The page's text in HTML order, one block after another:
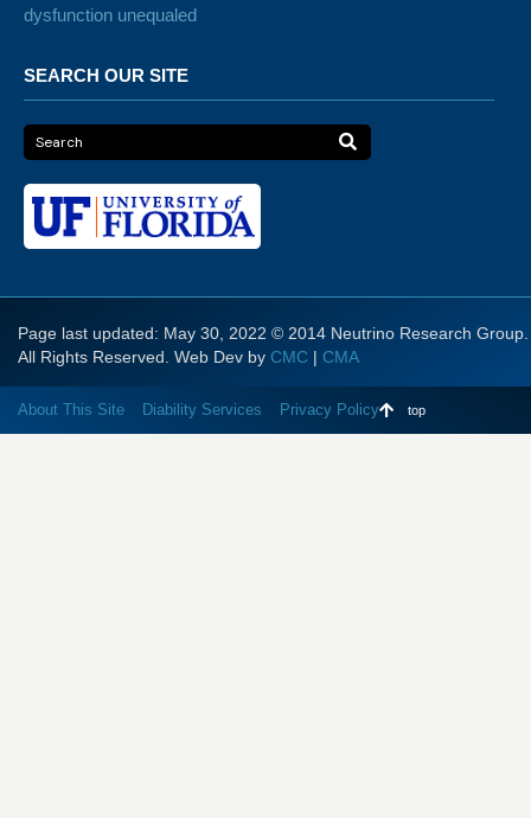
dysfunction unequaled
SEARCH OUR SITE
Page last updated: May 30, 2022 © 2014 Neutrino Research Group.
All Rights Reserved. Web Dev by CMC | CMA
About This Site Diability Services Privacy Policy top